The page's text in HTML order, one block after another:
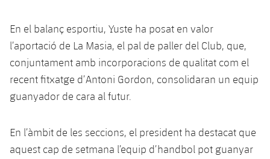
Història
Palmarès
Aleví
Masculí
Femení
plusicon
més
Actualitat
Jugadors
Hockey gel
plusicon
Actualitat
Calendari
Hoquei herba
plusicon
més
Hockey Herba Masculí
Actualitat
Escola de Patinatge
En el balanç esportiu, Yuste ha posat en valor
l’aportació de La Masia, el pal de paller del Club, que,
conjuntament amb incorporacions de qualitat com el
recent fitxatge d’Antoni Gordon, consolidaran un equip
guanyador de cara al futur.
En l’àmbit de les seccions, el president ha destacat que
aquest cap de setmana l’equip d’handbol pot guanyar